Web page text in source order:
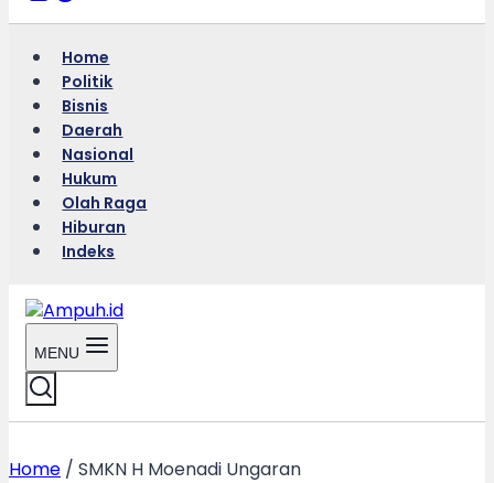
Home
Politik
Bisnis
Daerah
Nasional
Hukum
Olah Raga
Hiburan
Indeks
MENU
Home / SMKN H Moenadi Ungaran